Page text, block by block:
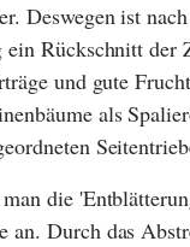
Deswegen ist
Rückschnitt der
und gute
als
die
an. Durch das